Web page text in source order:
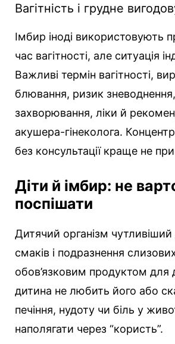
Вагітність і грудне
Імбир іноді використовують
час вагітності, але ситуація
Важливі термін вагітності,
блювання, ризик зневоднення,
захворювання, ліки й
акушера-гінеколога.
без консультації краще не
Діти й імбир: не
поспішати
Дитячий організм
смаків і подразнення
обов’язковим продуктом для
дитина не любить його або
печіння, нудоту чи біль у
наполягати через “користь”.